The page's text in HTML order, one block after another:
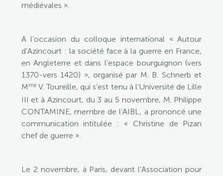
médiévales ».
A l’occasion du colloque international « Autour
d’Azincourt : la société face à la guerre en France,
en Angleterre et dans l’espace bourguignon (vers
1370-vers 1420) », organisé par M. B. Schnerb et
MmeV. Toureille, qui s’est tenu à l’Université de Lille
III et à Azincourt, du 3 au 5 novembre, M. Philippe
CONTAMINE, membre de l’AIBL, a prononcé une
communication intitulée : « Christine de Pizan
chef de guerre ».
Le 2 novembre, à Paris, devant l’Association pour